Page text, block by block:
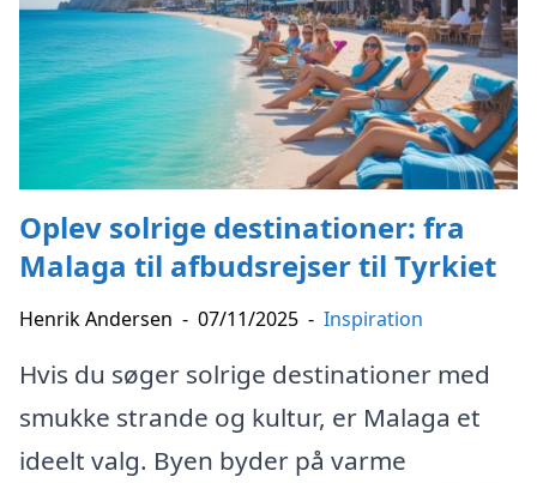
Oplev solrige destinationer: fra
Malaga til afbudsrejser til Tyrkiet
Henrik Andersen - 07/11/2025 - Inspiration
Hvis du søger solrige destinationer med
smukke strande og kultur, er Malaga et
ideelt valg. Byen byder på varme